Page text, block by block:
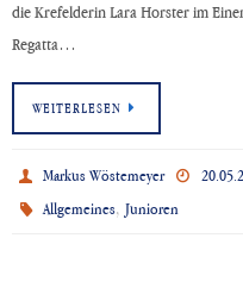
die Krefelderin Lara Horster im
Regatta…
WEITERLESEN
Markus Wöstemeyer
Allgemeines,Junioren